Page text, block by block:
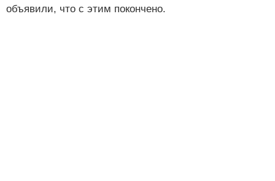
объявили, что с этим покончено.